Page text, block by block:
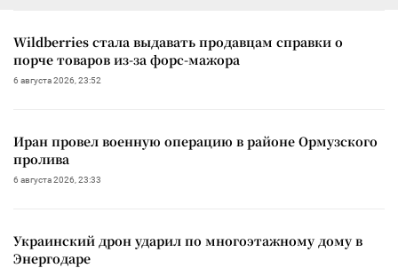
Wildberries стала выдавать продавцам справки о
порче товаров из-за форс-мажора
6 августа 2026, 23:52
Иран провел военную операцию в районе Ормузского
пролива
6 августа 2026, 23:33
Украинский дрон ударил по многоэтажному дому в
Энергодаре